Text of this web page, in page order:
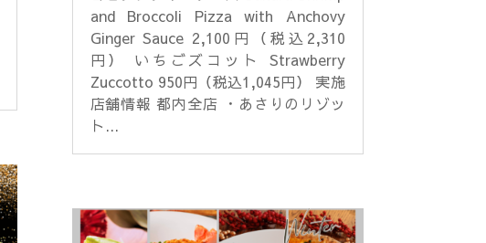
and Broccoli Pizza with Anchovy
Ginger Sauce 2,100円（税込2,310
円） いちごズコット Strawberry
Zuccotto 950円（税込1,045円） 実施
店舗情報 都内全店 ・あさりのリゾッ
ト...